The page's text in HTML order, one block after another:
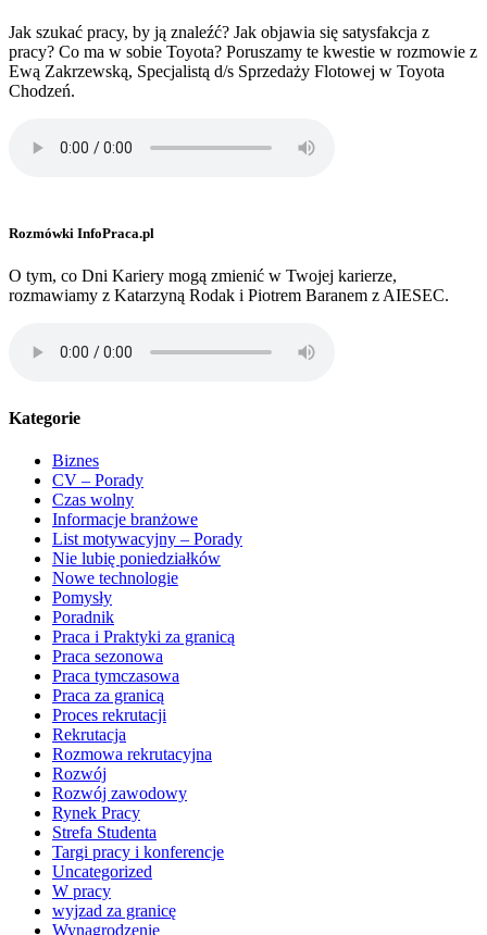
Jak szukać pracy, by ją znaleźć? Jak objawia się satysfakcja z
pracy? Co ma w sobie Toyota? Poruszamy te kwestie w rozmowie z
Ewą Zakrzewską, Specjalistą d/s Sprzedaży Flotowej w Toyota
Chodzeń.
Rozmówki InfoPraca.pl
O tym, co Dni Kariery mogą zmienić w Twojej karierze,
rozmawiamy z Katarzyną Rodak i Piotrem Baranem z AIESEC.
Kategorie
Biznes
CV – Porady
Czas wolny
Informacje branżowe
List motywacyjny – Porady
Nie lubię poniedziałków
Nowe technologie
Pomysły
Poradnik
Praca i Praktyki za granicą
Praca sezonowa
Praca tymczasowa
Praca za granicą
Proces rekrutacji
Rekrutacja
Rozmowa rekrutacyjna
Rozwój
Rozwój zawodowy
Rynek Pracy
Strefa Studenta
Targi pracy i konferencje
Uncategorized
W pracy
wyjzad za granicę
Wynagrodzenie